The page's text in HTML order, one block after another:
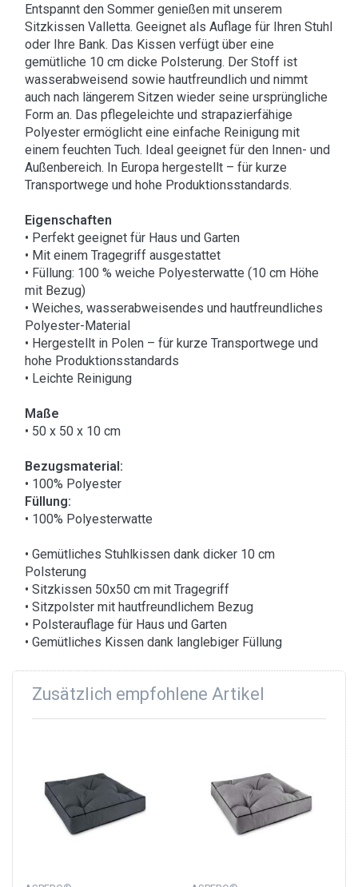
Entspannt den Sommer genießen mit unserem
Sitzkissen Valletta. Geeignet als Auflage für Ihren Stuhl
oder Ihre Bank. Das Kissen verfügt über eine
gemütliche 10 cm dicke Polsterung. Der Stoff ist
wasserabweisend sowie hautfreundlich und nimmt
auch nach längerem Sitzen wieder seine ursprüngliche
Form an. Das pflegeleichte und strapazierfähige
Polyester ermöglicht eine einfache Reinigung mit
einem feuchten Tuch. Ideal geeignet für den Innen- und
Außenbereich. In Europa hergestellt – für kurze
Transportwege und hohe Produktionsstandards.
Eigenschaften
• Perfekt geeignet für Haus und Garten
• Mit einem Tragegriff ausgestattet
• Füllung: 100 % weiche Polyesterwatte (10 cm Höhe
mit Bezug)
• Weiches, wasserabweisendes und hautfreundliches
Polyester-Material
• Hergestellt in Polen – für kurze Transportwege und
hohe Produktionsstandards
• Leichte Reinigung
Maße
• 50 x 50 x 10 cm
Bezugsmaterial:
• 100% Polyester
Füllung:
• 100% Polyesterwatte
• Gemütliches Stuhlkissen dank dicker 10 cm
Polsterung
• Sitzkissen 50x50 cm mit Tragegriff
• Sitzpolster mit hautfreundlichem Bezug
• Polsterauflage für Haus und Garten
• Gemütliches Kissen dank langlebiger Füllung
Zusätzlich empfohlene Artikel